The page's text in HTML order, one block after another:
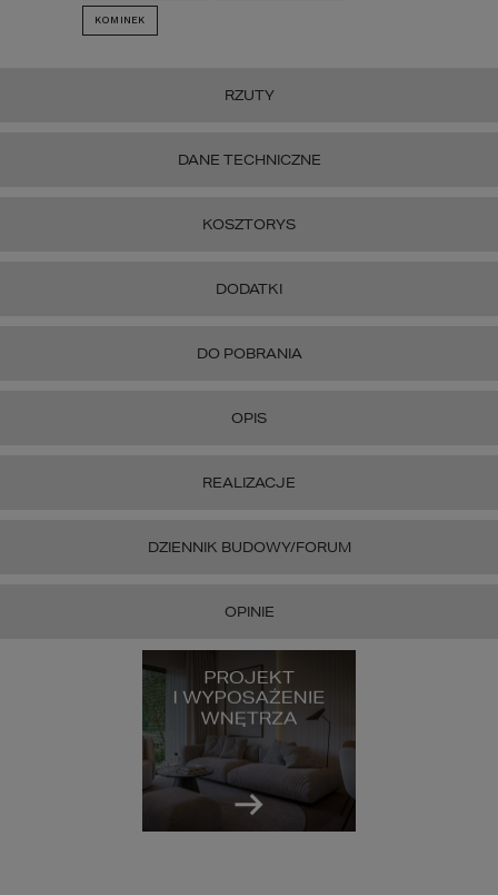
KOMINEK
RZUTY
DANE TECHNICZNE
KOSZTORYS
DODATKI
DO POBRANIA
OPIS
REALIZACJE
DZIENNIK BUDOWY/FORUM
OPINIE